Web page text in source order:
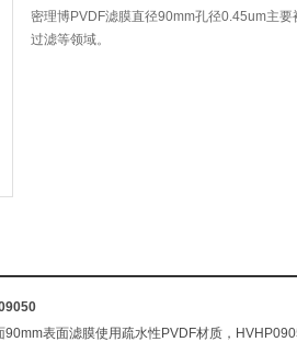
密理博PVDF滤膜直径90mm孔径0.45um主要
过滤等领域。
表面滤膜使用疏水性PVDF材质，